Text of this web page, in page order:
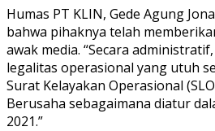
Humas PT KLIN, Gede Agung
bahwa pihaknya telah
awak media. “Secara
legalitas operasional yang utuh
Surat Kelayakan Operasional
Berusaha sebagaimana diatur
2021.”